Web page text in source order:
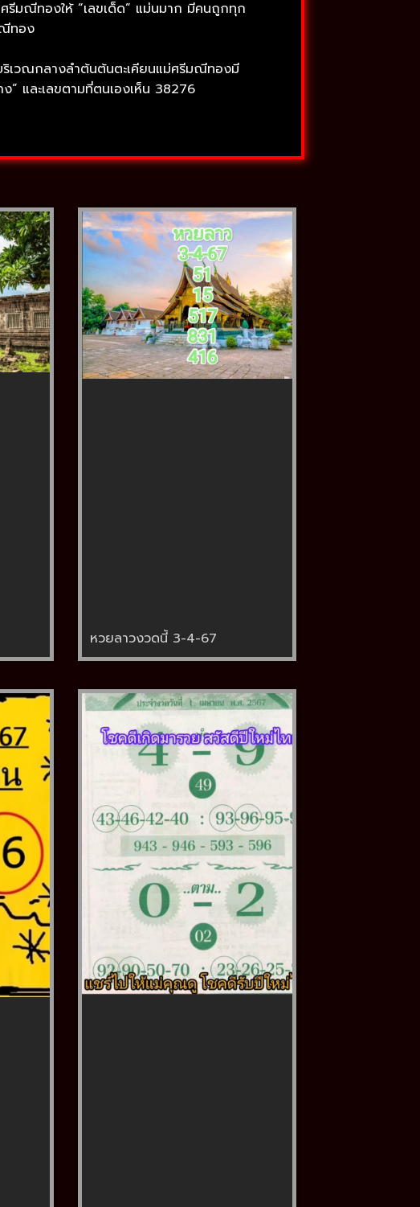
รีมณีทองให้ “เลขเด็ด” แม่นมาก มีคนถูกทุก
ทอง
ริเวณกลางลำต้นต้นตะเคียนแม่ศรีมณีทองมี
” และเลขตามที่ตนเองเห็น 38276
หวยลาวงวดนี้ 3-4-67